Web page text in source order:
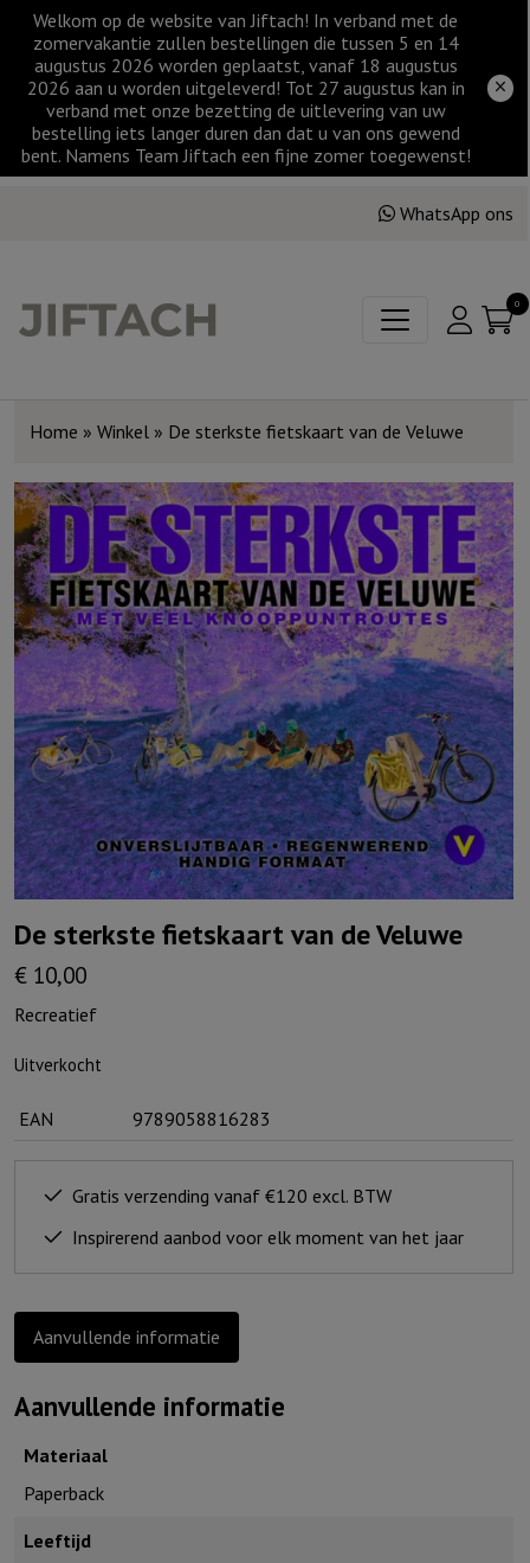
Welkom op de website van Jiftach! In verband met de
zomervakantie zullen bestellingen die tussen 5 en 14
augustus 2026 worden geplaatst, vanaf 18 augustus
2026 aan u worden uitgeleverd! Tot 27 augustus kan in
verband met onze bezetting de uitlevering van uw
bestelling iets langer duren dan dat u van ons gewend
bent. Namens Team Jiftach een fijne zomer toegewenst!
WhatsApp ons
0
Home » Winkel » De sterkste fietskaart van de Veluwe
De sterkste fietskaart van de Veluwe
€ 10,00
Recreatief
Uitverkocht
EAN 9789058816283
Gratis verzending vanaf €120 excl. BTW
Inspirerend aanbod voor elk moment van het jaar
Aanvullende informatie
Aanvullende informatie
Materiaal
Paperback
Leeftijd